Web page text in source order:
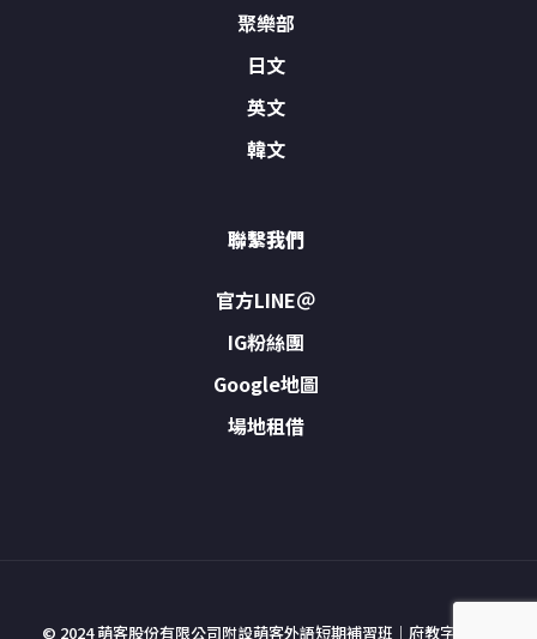
聚樂部
日文
英文
韓文
聯繫我們
官方LINE＠
IG粉絲團
Google地圖
場地租借
© 2024 萌客股份有限公司附設萌客外語短期補習班｜府教字號